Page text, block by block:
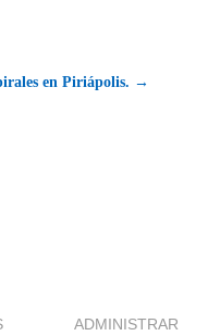
en Piriápolis. →
ADMINISTRAR